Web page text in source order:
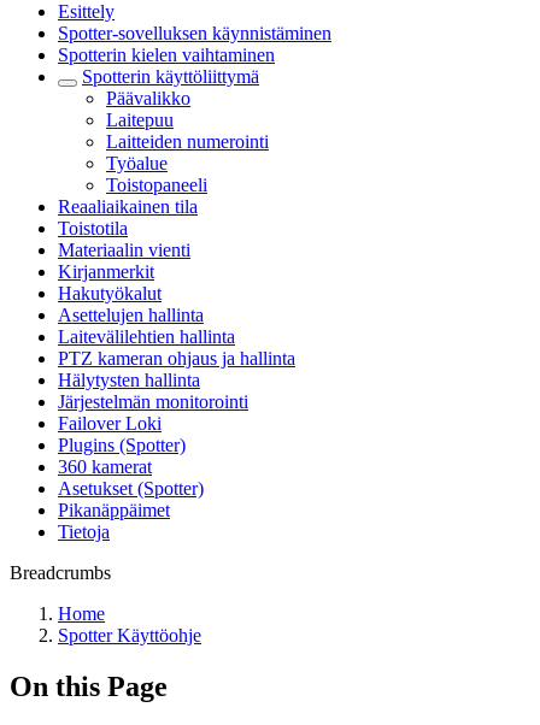
Esittely
Spotter-sovelluksen käynnistäminen
Spotterin kielen vaihtaminen
Spotterin käyttöliittymä
Päävalikko
Laitepuu
Laitteiden numerointi
Työalue
Toistopaneeli
Reaaliaikainen tila
Toistotila
Materiaalin vienti
Kirjanmerkit
Hakutyökalut
Asettelujen hallinta
Laitevälilehtien hallinta
PTZ kameran ohjaus ja hallinta
Hälytysten hallinta
Järjestelmän monitorointi
Failover Loki
Plugins (Spotter)
360 kamerat
Asetukset (Spotter)
Pikanäppäimet
Tietoja
Breadcrumbs
Home
Spotter Käyttöohje
On this Page